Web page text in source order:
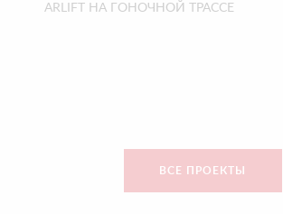
ARLIFT НА ГОНОЧНОЙ ТРАССЕ
ВСЕ ПРОЕКТЫ